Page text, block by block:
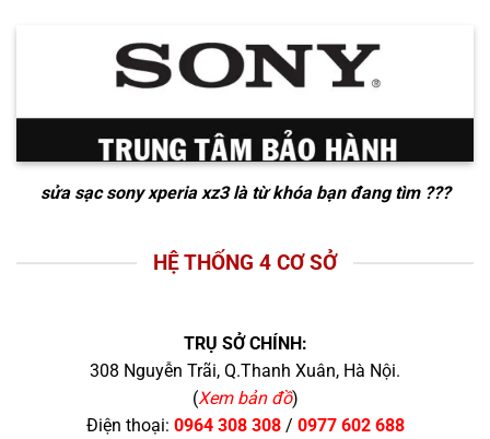
sửa sạc sony xperia xz3là từ khóa bạn đang tìm ???
HỆ THỐNG 4 CƠ SỞ
TRỤ SỞ CHÍNH:
308 Nguyễn Trãi, Q.Thanh Xuân, Hà Nội.
(Xem bản đồ)
Điện thoại: 0964 308 308/ 0977 602 688